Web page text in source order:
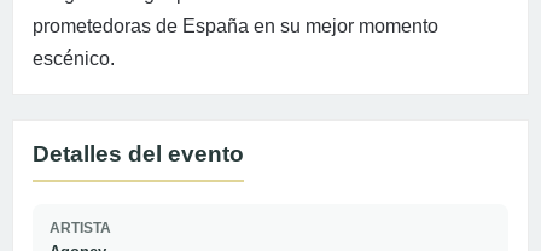
prometedoras de España en su mejor momento
escénico.
Detalles del evento
ARTISTA